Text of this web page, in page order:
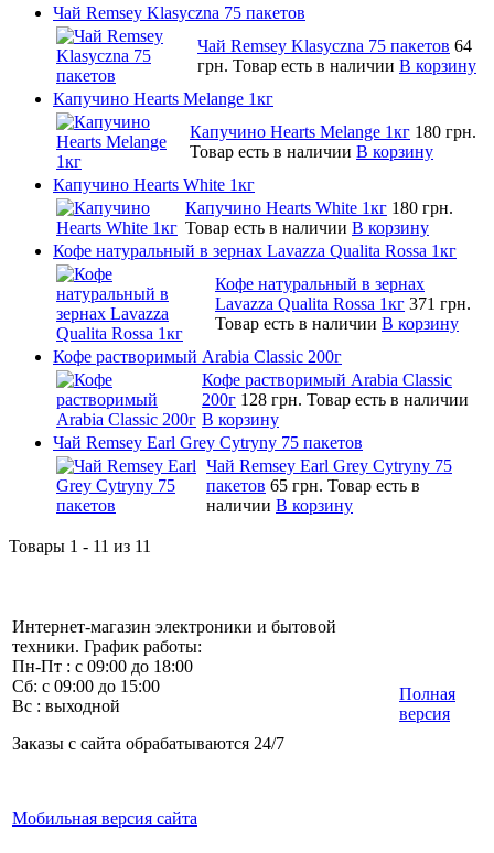
Чай Remsey Klasyczna 75 пакетов
Чай Remsey Klasyczna 75 пакетов 64
грн. Товар есть в наличии В корзину
Капучино Hearts Melange 1кг
Капучино Hearts Melange 1кг 180 грн.
Товар есть в наличии В корзину
Капучино Hearts White 1кг
Капучино Hearts White 1кг 180 грн.
Товар есть в наличии В корзину
Кофе натуральный в зернах Lavazza Qualita Rossa 1кг
Кофе натуральный в зернах
Lavazza Qualita Rossa 1кг 371 грн.
Товар есть в наличии В корзину
Кофе растворимый Arabia Classic 200г
Кофе растворимый Arabia Classic
200г 128 грн. Товар есть в наличии
В корзину
Чай Remsey Earl Grey Cytryny 75 пакетов
Чай Remsey Earl Grey Cytryny 75
пакетов 65 грн. Товар есть в
наличии В корзину
Товары 1 - 11 из 11
Интернет-магазин электроники и бытовой
техники. График работы:
Пн-Пт : с 09:00 до 18:00
Сб: с 09:00 до 15:00
Вс : выходной
Заказы с сайта обрабатываются 24/7
Мобильная версия сайта
Полная
версия